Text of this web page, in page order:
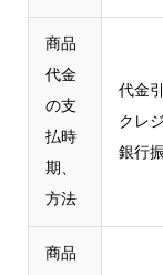
商品
代金
の支
払時
期、
方法
代
クレ
銀
商品